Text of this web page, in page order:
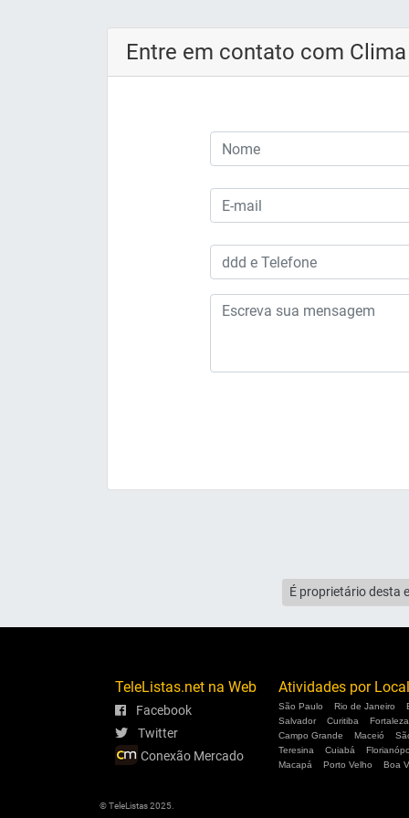
Entre em contato com
É proprietário desta
TeleListas.net na Web
Facebook
Twitter
Conexão Mercado
Atividades por
São Paulo Rio de Janeiro
Salvador
Curitiba
Fortaleza
Campo Grande
Maceió
Teresina
Cuiabá
Macapá
Porto Velho Boa
© TeleListas 2025.